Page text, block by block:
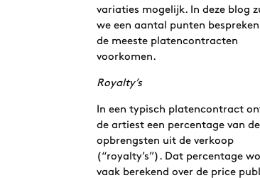
variaties mogelijk. In deze blog
we een aantal punten
de meeste platencontracten
voorkomen.
Royalty’s
In een typisch platencontract
de artiest een percentage van de
opbrengsten uit de verkoop
(“royalty’s”). Dat percentage
vaak berekend over de price